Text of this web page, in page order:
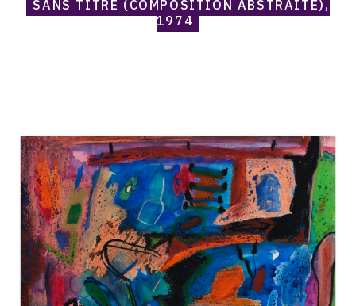
SANS TITRE (COMPOSITION ABSTRAITE),
1974
Norris
Embry,
Sans
titre
(Composition
abstraite),
1974